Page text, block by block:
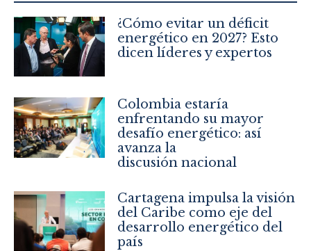
¿Cómo evitar un déficit
energético en 2027? Esto
dicen líderes y expertos
Colombia estaría
enfrentando su mayor
desafío energético: así
avanza la
discusión nacional
Cartagena impulsa la visión
del Caribe como eje del
desarrollo energético del
país